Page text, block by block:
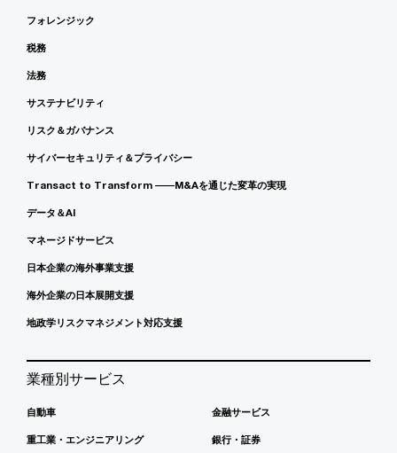
フォレンジック
税務
法務
サステナビリティ
リスク＆ガバナンス
サイバーセキュリティ＆プライバシー
Transact to Transform ――M&Aを通じた変革の実現
データ＆AI
マネージドサービス
日本企業の海外事業支援
海外企業の日本展開支援
地政学リスクマネジメント対応支援
業種別サービス
自動車
重工業・エンジニアリング
金融サービス
銀行・証券